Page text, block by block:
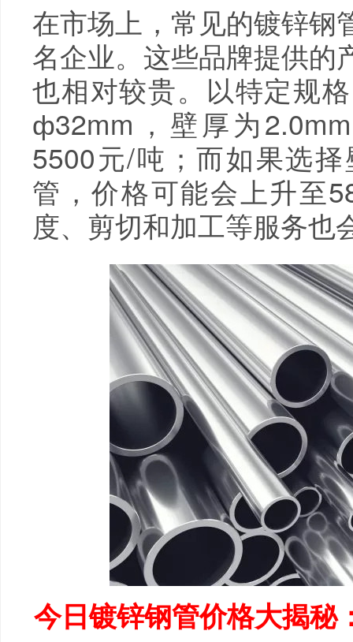
在市场上，常见的镀锌钢
名企业。这些品牌提供的
也相对较贵。以特定规
ф32mm，壁厚为
5500元/吨；而如果选
管，价格可能会上升至
度、剪切和加工等服务也
今日镀锌钢管价格大揭秘